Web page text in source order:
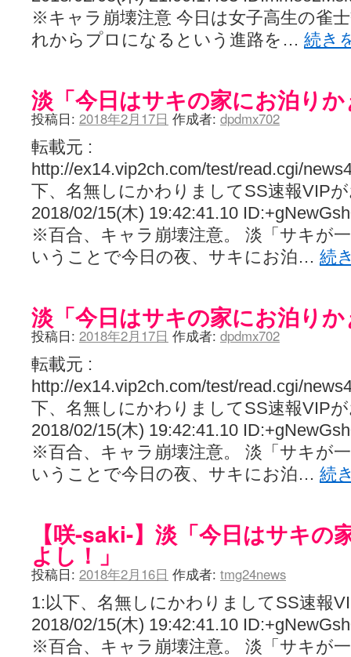
※キャラ崩壊注意 今日は女子高生の雀
れからプロになるという進路を… 続き
淡「今日はサキの家にお泊り
投稿日: 2018年2月17日 作成者: dpdmx702
転載元 :
http://ex14.vip2ch.com/test/read.cgi/
下、名無しにかわりましてSS速報VIP
2018/02/15(木) 19:42:41.10
※百合、キャラ崩壊注意。 淡「サキが
いうことで今日の夜、サキにお泊… 続
淡「今日はサキの家にお泊り
投稿日: 2018年2月17日 作成者: dpdmx702
転載元 :
http://ex14.vip2ch.com/test/read.cgi/
下、名無しにかわりましてSS速報VIP
2018/02/15(木) 19:42:41.10
※百合、キャラ崩壊注意。 淡「サキが
いうことで今日の夜、サキにお泊… 続
【咲-saki-】淡「今日はサキ
よし！」
投稿日: 2018年2月16日 作成者: tmg24news
1:以下、名無しにかわりましてSS速報
2018/02/15(木) 19:42:41.10
※百合、キャラ崩壊注意。 淡「サキが